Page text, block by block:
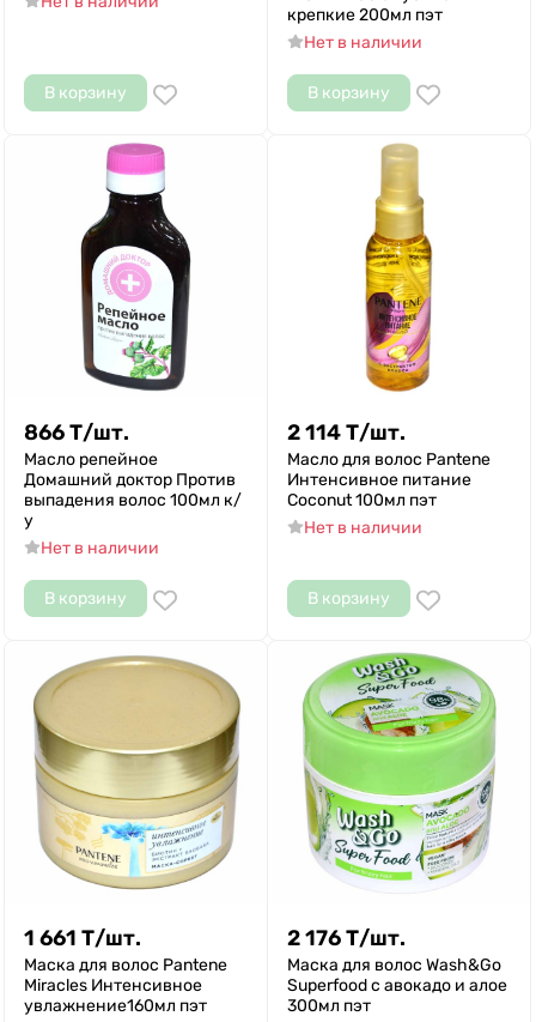
В корзину
крепкие 200мл пэт
Нет в наличии
В корзину
866Т/шт.
Масло репейное
Домашний доктор Против
выпадения волос 100мл к/
у
Нет в наличии
В корзину
2 114Т/шт.
Масло для волос Pantene
Интенсивное питание
Сoconut 100мл пэт
Нет в наличии
В корзину
1 661 Т/шт.
Маска для волос Pantene
Miracles Интенсивное
увлажнение160мл пэт
2 176Т/шт.
Маска для волос Wash&Go
Superfood с авокадо и алое
300мл пэт